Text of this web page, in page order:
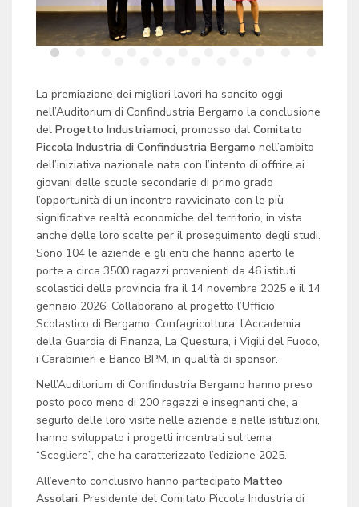
La premiazione dei migliori lavori ha sancito oggi
nell’Auditorium di Confindustria Bergamo la conclusione
del Progetto Industriamoci, promosso dal Comitato
Piccola Industria di Confindustria Bergamo nell’ambito
dell’iniziativa nazionale nata con l’intento di offrire ai
giovani delle scuole secondarie di primo grado
l’opportunità di un incontro ravvicinato con le più
significative realtà economiche del territorio, in vista
anche delle loro scelte per il proseguimento degli studi.
Sono 104 le aziende e gli enti che hanno aperto le
porte a circa 3500 ragazzi provenienti da 46 istituti
scolastici della provincia fra il 14 novembre 2025 e il 14
gennaio 2026. Collaborano al progetto l’Ufficio
Scolastico di Bergamo, Confagricoltura, l’Accademia
della Guardia di Finanza, La Questura, i Vigili del Fuoco,
i Carabinieri e Banco BPM, in qualità di sponsor.
Nell’Auditorium di Confindustria Bergamo hanno preso
posto poco meno di 200 ragazzi e insegnanti che, a
seguito delle loro visite nelle aziende e nelle istituzioni,
hanno sviluppato i progetti incentrati sul tema
“Scegliere”, che ha caratterizzato l’edizione 2025.
All’evento conclusivo hanno partecipato Matteo
Assolari, Presidente del Comitato Piccola Industria di